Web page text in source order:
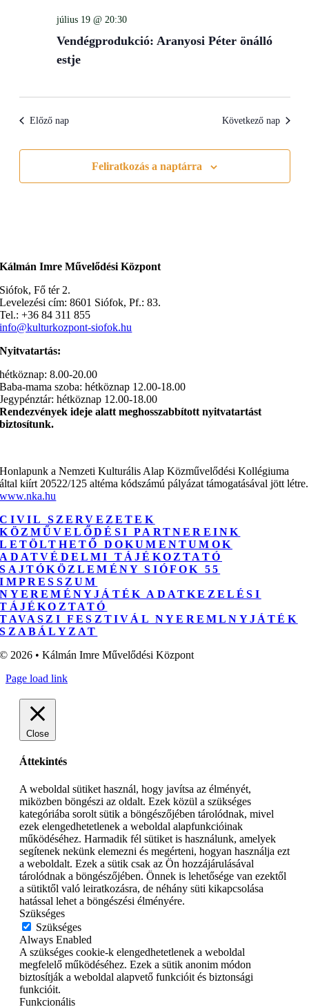
július 19 @ 20:30
Vendégprodukció: Aranyosi Péter önálló
estje
Előző nap Következő nap
Feliratkozás a naptárra
Kálmán Imre Művelődési Központ
Siófok, Fő tér 2.
Levelezési cím: 8601 Siófok, Pf.: 83.
Tel.: +36 84 311 855
info@kulturkozpont-siofok.hu
Nyitvatartás:
hétköznap: 8.00-20.00
Baba-mama szoba: hétköznap 12.00-18.00
Jegypénztár: hétköznap 12.00-18.00
Rendezvények ideje alatt meghosszabbított nyitvatartást
biztosítunk.
Honlapunk a Nemzeti Kulturális Alap Közművelődési Kollégiuma
által kiírt 20522/125 altéma kódszámú pályázat támogatásával jött létre.
www.nka.hu
CIVIL SZERVEZETEK
KÖZMŰVELŐDÉSI PARTNEREINK
LETÖLTHETŐ DOKUMENTUMOK
ADATVÉDELMI TÁJÉKOZTATÓ
SAJTÓKÖZLEMÉNY SIÓFOK 55
IMPRESSZUM
NYEREMÉNYJÁTÉK ADATKEZELÉSI
TÁJÉKOZTATÓ
TAVASZI FESZTIVÁL NYEREMLNYJÁTÉK
SZABÁLYZAT
© 2026 • Kálmán Imre Művelődési Központ
Page load link
Close
Áttekintés
A weboldal sütiket használ, hogy javítsa az élményét,
miközben böngészi az oldalt. Ezek közül a szükséges
kategóriába sorolt sütik a böngészőjében tárolódnak, mivel
ezek elengedhetetlenek a weboldal alapfunkcióinak
működéséhez. Harmadik fél sütiket is használunk, amelyek
segítenek nekünk elemezni és megérteni, hogyan használja ezt
a weboldalt. Ezek a sütik csak az Ön hozzájárulásával
tárolódnak a böngészőjében. Önnek is lehetősége van ezektől
a sütiktől való leiratkozásra, de néhány süti kikapcsolása
hatással lehet a böngészési élményére.
Szükséges
Szükséges
Always Enabled
A szükséges cookie-k elengedhetetlenek a weboldal
megfelelő működéséhez. Ezek a sütik anonim módon
biztosítják a weboldal alapvető funkcióit és biztonsági
funkcióit.
Funkcionális